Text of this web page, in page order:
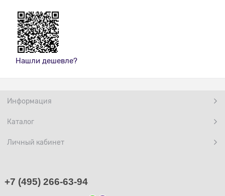
Нашли дешевле?
Информация
Каталог
Личный кабинет
+7 (495) 266-63-94